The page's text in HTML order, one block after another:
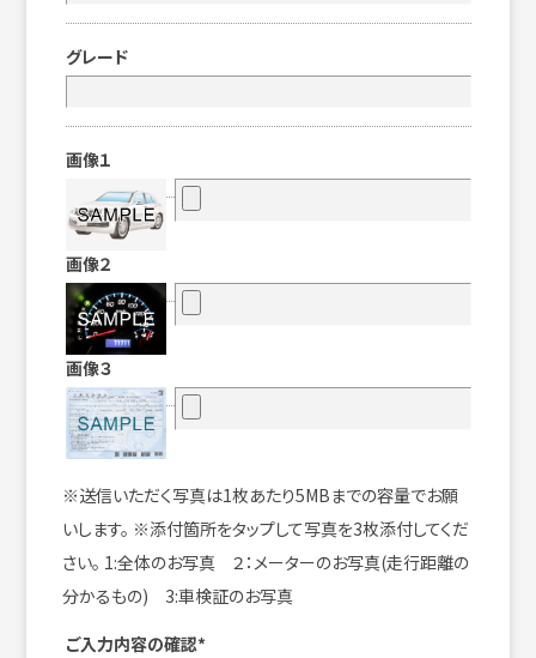
グレード
画像１
画像２
画像３
※送信いただく写真は1枚あたり5MBまでの容量でお願
いします。 ※添付箇所をタップして写真を3枚添付してくだ
さい。 1:全体のお写真 ２：メーターのお写真(走行距離の
分かるもの) 3:車検証のお写真
ご入力内容の確認*